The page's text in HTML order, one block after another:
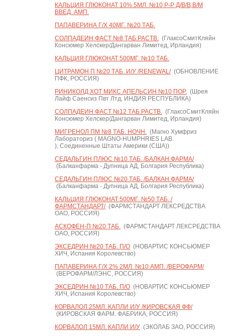
КАЛЬЦИЯ ГЛЮКОНАТ 10% 5МЛ. №10 Р-Р Д/В/В,В/М
ВВЕД. АМП.
ПАПАВЕРИНА Г/Х 40МГ. №20 ТАБ.
СОЛПАДЕИН ФАСТ №8 ТАБ.РАСТВ.(ГлаксоСмитКляйн
Консюмер Хелскер/Дангарван Лимитед, Ирландия)
КАЛЬЦИЯ ГЛЮКОНАТ 500МГ. №10 ТАБ.
ЦИТРАМОН П №20 ТАБ. И/У /RENEWAL/(ОБНОВЛЕНИЕ
ПФК, РОССИЯ)
РИНИКОЛД ХОТ МИКС АПЕЛЬСИН №10 ПОР.(Шрея
Лайф Саенсиз Пвт Лтд, ИНДИЯ РЕСПУБЛИКА)
СОЛПАДЕИН ФАСТ №12 ТАБ.РАСТВ.(ГлаксоСмитКляйн
Консюмер Хелскер/Дангарван Лимитед, Ирландия)
МИГРЕНОЛ ПМ №8 ТАБ. НОЧН.(Магно Хумфриз
Лабораториз ( MAGNO-HUMPHRIES LAB.
), Соединенные Штаты Америки (США))
СЕДАЛЬГИН ПЛЮС №10 ТАБ. /БАЛКАН ФАРМА/
(Балканфарма - Дупница АД, Болгария Республика)
СЕДАЛЬГИН ПЛЮС №20 ТАБ. /БАЛКАН ФАРМА/
(Балканфарма - Дупница АД, Болгария Республика)
КАЛЬЦИЯ ГЛЮКОНАТ 500МГ. №50 ТАБ. /
ФАРМСТАНДАРТ/(ФАРМСТАНДАРТ ЛЕКСРЕДСТВА
ОАО, РОССИЯ)
АСКОФЕН-П №20 ТАБ.(ФАРМСТАНДАРТ ЛЕКСРЕДСТВА
ОАО, РОССИЯ)
ЭКСЕДРИН №20 ТАБ. П/О(НОВАРТИС КОНСЬЮМЕР
ХИЧ, Испания Королевство)
ПАПАВЕРИНА Г/Х 2% 2МЛ. №10 АМП. /ВЕРОФАРМ/
(ВЕРОФАРМ/ЛЭНС, РОССИЯ)
ЭКСЕДРИН №10 ТАБ. П/О(НОВАРТИС КОНСЬЮМЕР
ХИЧ, Испания Королевство)
КОРВАЛОЛ 25МЛ. КАПЛИ И/У /КИРОВСКАЯ ФФ/
(КИРОВСКАЯ ФАРМ. ФАБРИКА, РОССИЯ)
КОРВАЛОЛ 15МЛ. КАПЛИ И/У(ЭКОЛАБ ЗАО, РОССИЯ)